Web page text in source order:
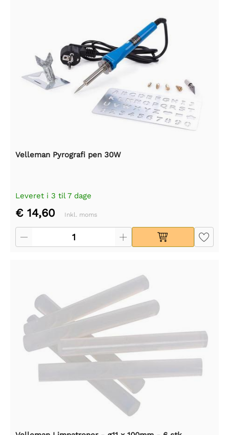
Velleman Pyrografi pen 30W
Leveret i 3 til 7 dage
€ 14,60 Inkl. moms